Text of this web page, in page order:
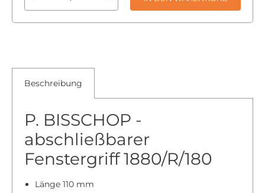
Beschreibung
P. BISSCHOP -
abschließbarer
Fenstergriff 1880/R/180
Länge 110 mm